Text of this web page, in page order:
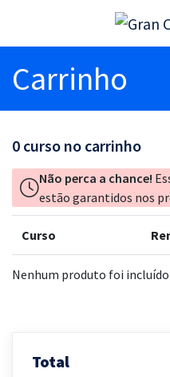
Carrinho
0 curso no carrinho
Não perca a chance!
estão garantidos nos
Curso
Nenhum produto foi
Total